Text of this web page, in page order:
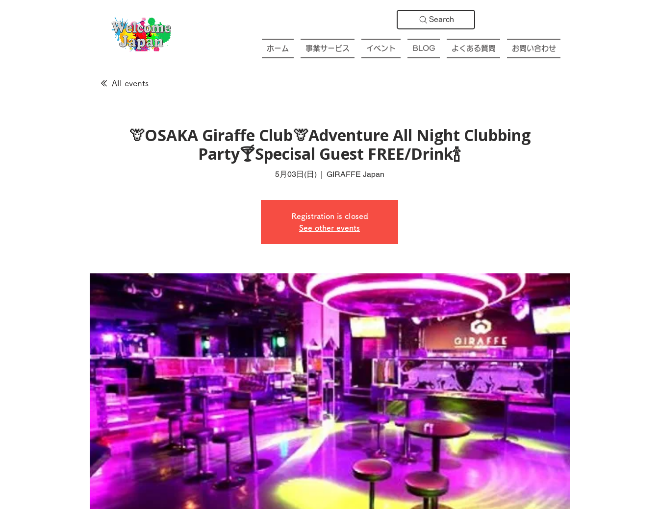
Search
ホーム 事業サービス イベント BLOG よくある質問 お問い合わせ
All events
🦒OSAKA Giraffe Club🦒Adventure All Night Clubbing
Party🍸Specisal Guest FREE/Drink🍾
5月03日(日)
  |
GIRAFFE Japan
Registration is closed
See other events